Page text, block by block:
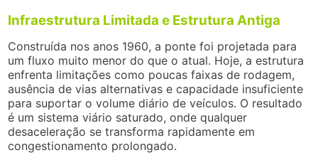
Infraestrutura Limitada e Estrutura Antiga
Construída nos anos 1960, a ponte foi projetada para
um fluxo muito menor do que o atual. Hoje, a estrutura
enfrenta limitações como poucas faixas de rodagem,
ausência de vias alternativas e capacidade insuficiente
para suportar o volume diário de veículos. O resultado
é um sistema viário saturado, onde qualquer
desaceleração se transforma rapidamente em
congestionamento prolongado.